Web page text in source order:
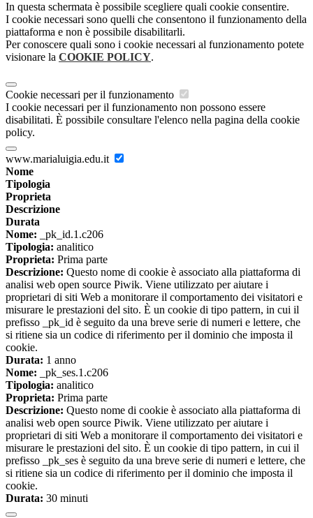
In questa schermata è possibile scegliere quali cookie consentire.
I cookie necessari sono quelli che consentono il funzionamento della
piattaforma e non è possibile disabilitarli.
Per conoscere quali sono i cookie necessari al funzionamento potete
visionare la COOKIE POLICY.
Cookie necessari per il funzionamento
I cookie necessari per il funzionamento non possono essere
disabilitati. È possibile consultare l'elenco nella pagina della cookie
policy.
www.marialuigia.edu.it
Nome
Tipologia
Proprieta
Descrizione
Durata
Nome: _pk_id.1.c206
Tipologia: analitico
Proprieta: Prima parte
Descrizione: Questo nome di cookie è associato alla piattaforma di
analisi web open source Piwik. Viene utilizzato per aiutare i
proprietari di siti Web a monitorare il comportamento dei visitatori e
misurare le prestazioni del sito. È un cookie di tipo pattern, in cui il
prefisso _pk_id è seguito da una breve serie di numeri e lettere, che
si ritiene sia un codice di riferimento per il dominio che imposta il
cookie.
Durata: 1 anno
Nome: _pk_ses.1.c206
Tipologia: analitico
Proprieta: Prima parte
Descrizione: Questo nome di cookie è associato alla piattaforma di
analisi web open source Piwik. Viene utilizzato per aiutare i
proprietari di siti Web a monitorare il comportamento dei visitatori e
misurare le prestazioni del sito. È un cookie di tipo pattern, in cui il
prefisso _pk_ses è seguito da una breve serie di numeri e lettere, che
si ritiene sia un codice di riferimento per il dominio che imposta il
cookie.
Durata: 30 minuti